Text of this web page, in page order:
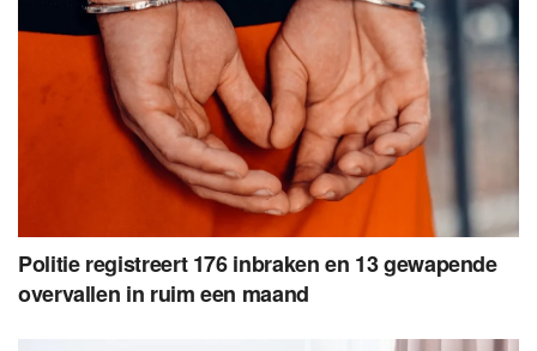
Politie registreert 176 inbraken en 13 gewapende
overvallen in ruim een maand